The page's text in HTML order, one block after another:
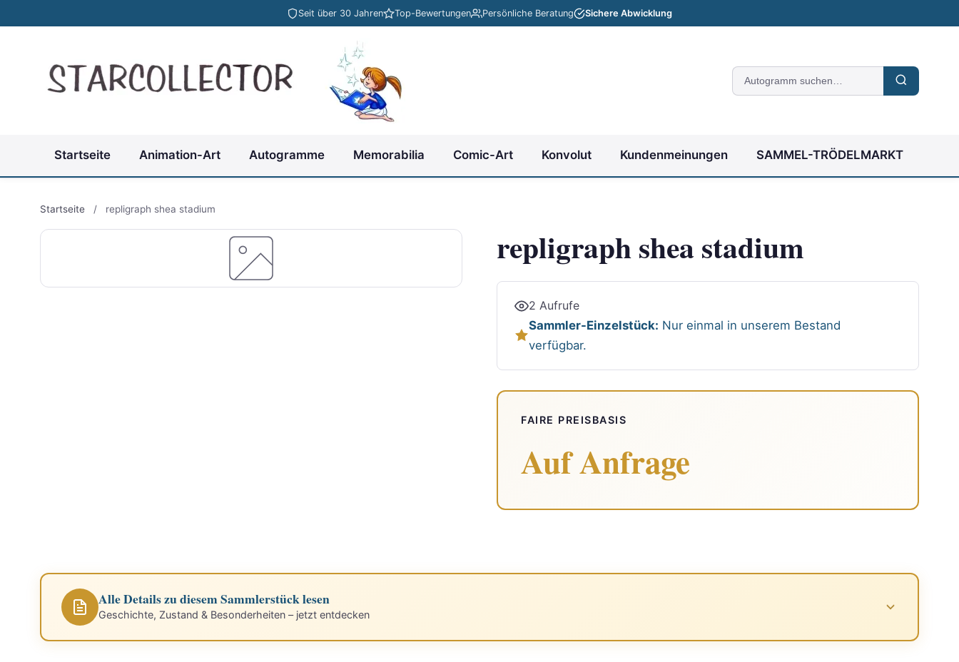
Seit über 30 Jahren Top-Bewertungen Persönliche Beratung Sichere Abwicklung
Suche
nach
Startseite Animation-Art Autogramme Memorabilia Comic-Art Konvolut Kundenmeinungen SAMMEL-TRÖDELMARKT
Startseite / repligraph shea stadium
repligraph shea stadium
2 Aufrufe
Sammler-Einzelstück: Nur einmal in unserem Bestand
verfügbar.
FAIRE PREISBASIS
Auf Anfrage
Alle Details zu diesem Sammlerstück lesen
Geschichte, Zustand & Besonderheiten – jetzt entdecken